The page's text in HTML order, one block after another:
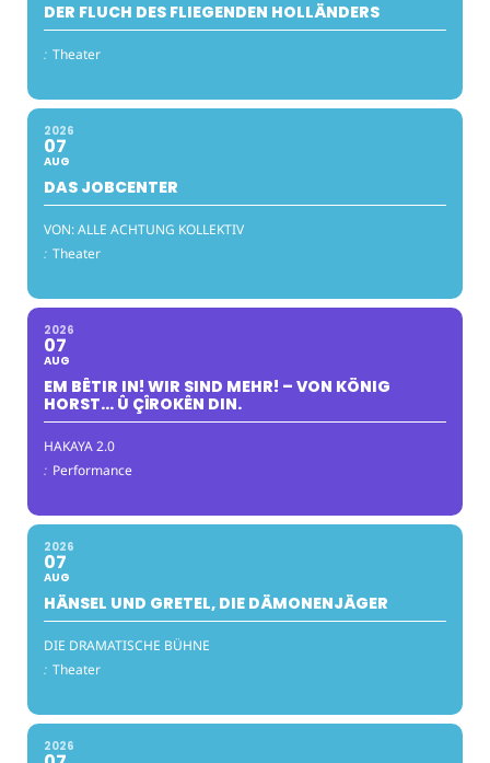
DER FLUCH DES FLIEGENDEN HOLLÄNDERS
: Theater
2026
07
AUG
DAS JOBCENTER
VON: ALLE ACHTUNG KOLLEKTIV
: Theater
2026
07
AUG
EM BÊTIR IN! WIR SIND MEHR! – VON KÖNIG
HORST… Û ÇÎROKÊN DIN.
HAKAYA 2.0
: Performance
2026
07
AUG
HÄNSEL UND GRETEL, DIE DÄMONENJÄGER
DIE DRAMATISCHE BÜHNE
: Theater
2026